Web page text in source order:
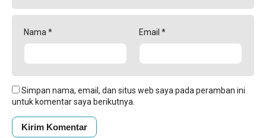
Nama * Email *
Simpan nama, email, dan situs web saya pada peramban ini
untuk komentar saya berikutnya.